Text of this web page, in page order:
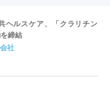
ヘルスケア、「クラリチン
締結
社